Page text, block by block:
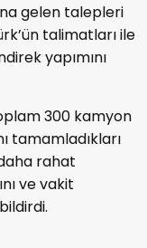
gelen talepleri
talimatları ile
yapımını
300 kamyon
tamamladıkları
rahat
ve vakit